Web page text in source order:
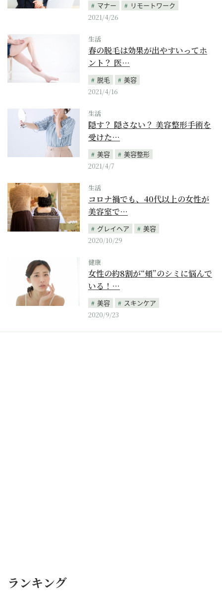
マナー
リモートワーク
2021/4/26
生活
春の脱毛は効果が出やすいってホ
ント？ 医…
脱毛
美容
2021/4/16
生活
隠す？ 隠さない？ 美容整形手術を
受けた…
美容
美容整形
2021/4/7
生活
コロナ禍でも、40代以上の女性が
美容室で…
グレイヘア
美容
2020/10/29
健康
女性の約8割が“頬”のシミに悩んで
いる！…
美容
スキンケア
2020/9/23
ランキング